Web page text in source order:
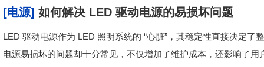
[电源] 如何解决 LED 驱动电源的易损坏问题
LED 驱动电源作为 LED 照明系统的 “心脏”，其稳定性直接决定
电源易损坏的问题却十分常见，不仅增加了维护成本，还影响了